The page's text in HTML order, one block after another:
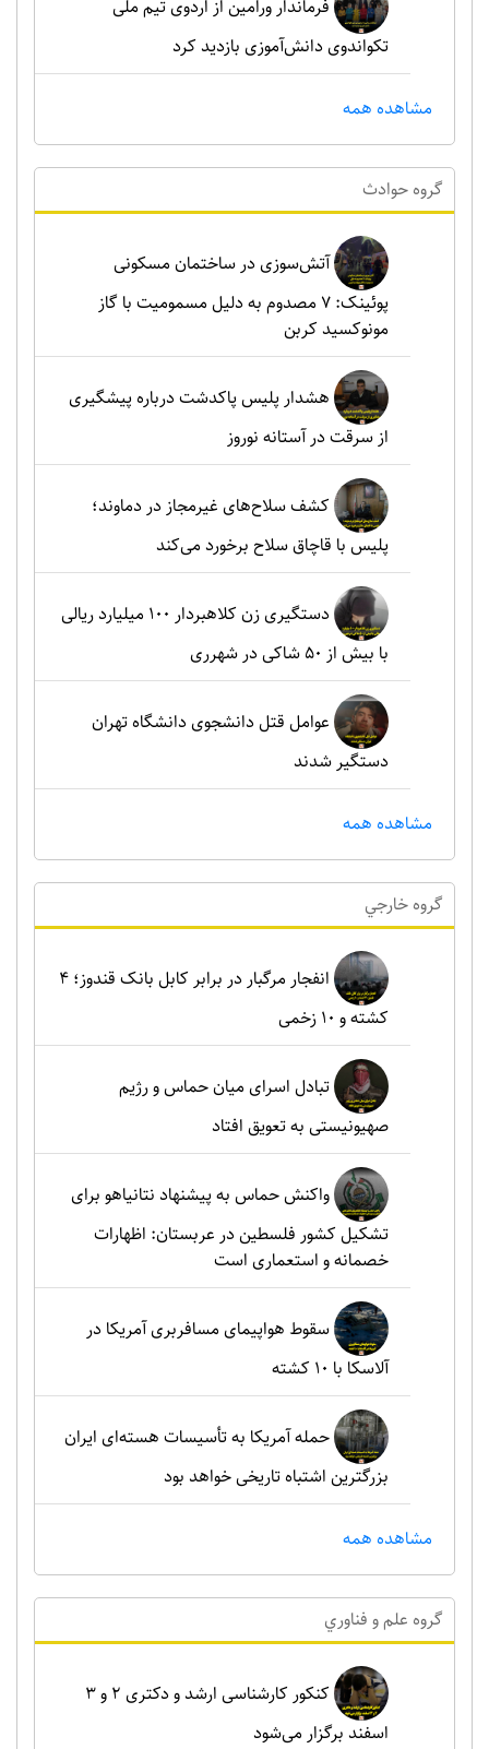
فرماندار ورامین از اردوی تیم ملی
تکواندوی دانش‌آموزی بازدید کرد
مشاهده همه
گروه حوادث
آتش‌سوزی در ساختمان مسکونی
پوئینک: 7 مصدوم به دلیل مسمومیت با گاز
مونوکسید کربن
هشدار پلیس پاکدشت درباره پیشگیری
از سرقت در آستانه نوروز
کشف سلاح‌های غیرمجاز در دماوند؛
پلیس با قاچاق سلاح برخورد می‌کند
دستگیری زن کلاهبردار ۱۰۰ میلیارد ریالی
با بیش از ۵۰ شاکی در شهرری
عوامل قتل دانشجوی دانشگاه تهران
دستگیر شدند
مشاهده همه
گروه خارجي
انفجار مرگبار در برابر کابل بانک قندوز؛ ۴
کشته و ۱۰ زخمی
تبادل اسرای میان حماس و رژیم
صهیونیستی به تعویق افتاد
واکنش حماس به پیشنهاد نتانیاهو برای
تشکیل کشور فلسطین در عربستان: اظهارات
خصمانه و استعماری است
سقوط هواپیمای مسافربری آمریکا در
آلاسکا با ۱۰ کشته
حمله آمریکا به تأسیسات هسته‌ای ایران
بزرگترین اشتباه تاریخی خواهد بود
مشاهده همه
گروه علم و فناوري
کنکور کارشناسی ارشد و دکتری ۲ و ۳
اسفند برگزار می‌شود